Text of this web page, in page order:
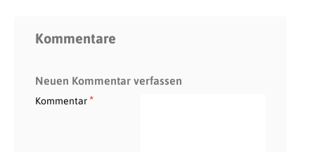
Kommentare
Neuen Kommentar verfassen
Kommentar*